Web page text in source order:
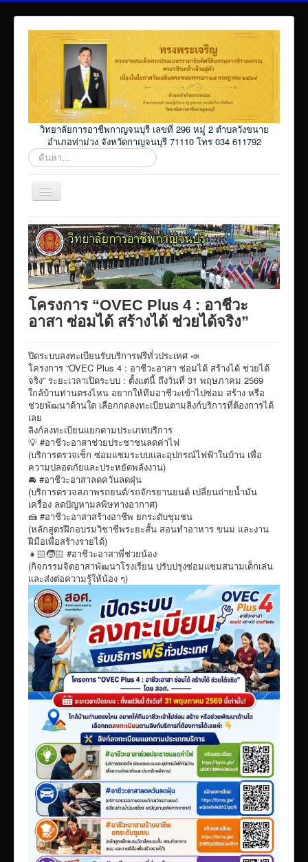
วิทยาลัยการอาชีพกาญจนบุรี เลขที่ 296 หมู่ 2 ตำบลวังขนาย
อำเภอท่าม่วง จังหวัดกาญจนบุรี 71110 โทร 034 611792
ค้นหา...
สลับ
เก
ชั่น
Home
โปรแกรม ศธ02 ออนไลน์
Elearning_kicec
VTR แนะนำวิทยาลัย
ID-PLAN
พัสดุ/จัดซื่อจัดจ้าง
Link รวมระบบรายงานข้อมูลต่าง ๆ
ติดต่อวิทยาลัย
แบบประเมินครูผู้สอน
ห้องสมุดอิเล็กทรอนิกส์
ศูนย์ซ่อมสร้างเพื่อชุมชน FixitCenter
รวม Link หน้าเว็บ QRCode
กฎหมายด้านการศึกษา
ร้องเรียน/ร้องทุกข์/สอบถามรายละเอียด
e-learning(sandbox)
เผยแพร่ผลงานวิชาการ
ข้อมูลเปิดเผยต่อสาธารณะ ita 2569
โครงการ “OVEC Plus 4 : อาชีวะ
อาสา ซ่อมได้ สร้างได้ ช่วยได้จริง”
ปิดระบบลงทะเบียนรับบริการฟรีทั่วประเทศ 📣
โครงการ “OVEC Plus 4 : อาชีวะอาสา ซ่อมได้ สร้างได้ ช่วยได้
จริง” ระยะเวลาเปิดระบบ : ตั้งแต่นี้ ถึงวันที่ 31 พฤษภาคม 2569
ใกล้บ้านท่านตรงไหน อยากให้ทีมอาชีวะเข้าไปซ่อม สร้าง หรือ
ช่วยพัฒนาด้านใด เลือกกดลงทะเบียนตามลิงก์บริการที่ต้องการได้
เลย
ลิงก์ลงทะเบียนแยกตามประเภทบริการ
💡 #อาชีวะอาสาช่วยประชาชนลดค่าไฟ
(บริการตรวจเช็ก ซ่อมแซมระบบและอุปกรณ์ไฟฟ้าในบ้าน เพื่อ
ความปลอดภัยและประหยัดพลังงาน)
🚘 #อาชีวะอาสาลดควันลดฝุ่น
(บริการตรวจสภาพรถยนต์/รถจักรยานยนต์ เปลี่ยนถ่ายน้ำมัน
เครื่อง ลดปัญหามลพิษทางอากาศ)
🍰 #อาชีวะอาสาสร้างอาชีพ ยกระดับชุมชน
(หลักสูตรฝึกอบรมวิชาชีพระยะสั้น สอนทำอาหาร ขนม และงาน
ฝีมือเพื่อสร้างรายได้)
👧🏻🧒🏻 #อาชีวะอาสาพี่ช่วยน้อง
(กิจกรรมจิตอาสาพัฒนาโรงเรียน ปรับปรุงซ่อมแซมสนามเด็กเล่น
และส่งต่อความรู้ให้น้อง ๆ)